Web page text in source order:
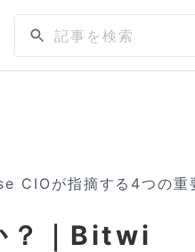
CIOが指摘する4つの重
？｜Bitwi